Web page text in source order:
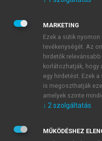
JELSZÓ
JELSZÓ ÚJRA
Kérek értesítést a
Kérek értesítést az
Adatkezelési
MARKETING
Ezek a sütik
tevékenységét. Az
hirdetők
korlátozhatják, hogy
egy hirdetést. Ezek
is megoszthatják
amelyek szinte
↓ 2 szolgáltatás
MŰKÖDÉSHEZ